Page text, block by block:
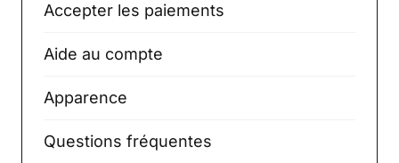
Accepter les paiements
Aide au compte
Apparence
Questions fréquentes